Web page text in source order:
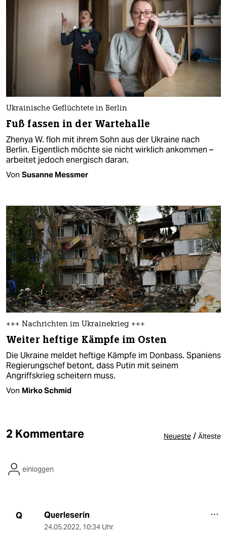
Ukrainische Geflüchtete in Berlin
Fuß fassen in der Wartehalle
Zhenya W. floh mit ihrem Sohn aus der Ukraine nach
Berlin. Eigentlich möchte sie nicht wirklich ankommen –
arbeitet jedoch energisch daran.
Von Susanne Messmer
+++ Nachrichten im Ukrainekrieg +++
Weiter heftige Kämpfe im Osten
Die Ukraine meldet heftige Kämpfe im Donbass. Spaniens
Regierungschef betont, dass Putin mit seinem
Angriffskrieg scheitern muss.
Von Mirko Schmid
2 Kommentare Neueste / Älteste
einloggen
Q Querleserin
24.05.2022, 10:34 Uhr